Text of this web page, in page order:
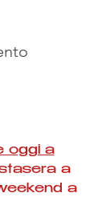
oggi a
a
a